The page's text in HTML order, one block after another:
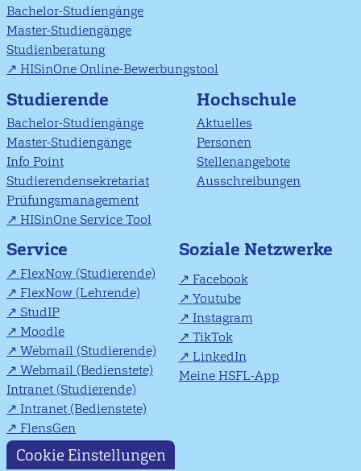
Bachelor-Studiengänge
Master-Studiengänge
Studienberatung
HISinOne Online-Bewerbungstool
Studierende
Bachelor-Studiengänge
Master-Studiengänge
Info Point
Studierendensekretariat
Prüfungsmanagement
HISinOne Service Tool
Hochschule
Aktuelles
Personen
Stellenangebote
Ausschreibungen
Service
FlexNow (Studierende)
FlexNow (Lehrende)
StudIP
Moodle
Webmail (Studierende)
Webmail (Bedienstete)
Intranet (Studierende)
Intranet (Bedienstete)
FlensGen
Soziale Netzwerke
Facebook
Youtube
Instagram
TikTok
LinkedIn
Meine HSFL-App
Cookie Einstellungen